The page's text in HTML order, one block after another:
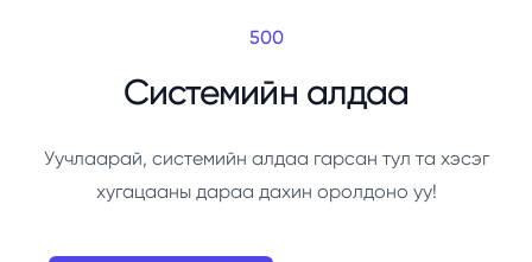
500
Системийн алдаа
Уучлаарай, системийн алдаа гарсан тул та хэсэг
хугацааны дараа дахин оролдоно уу!